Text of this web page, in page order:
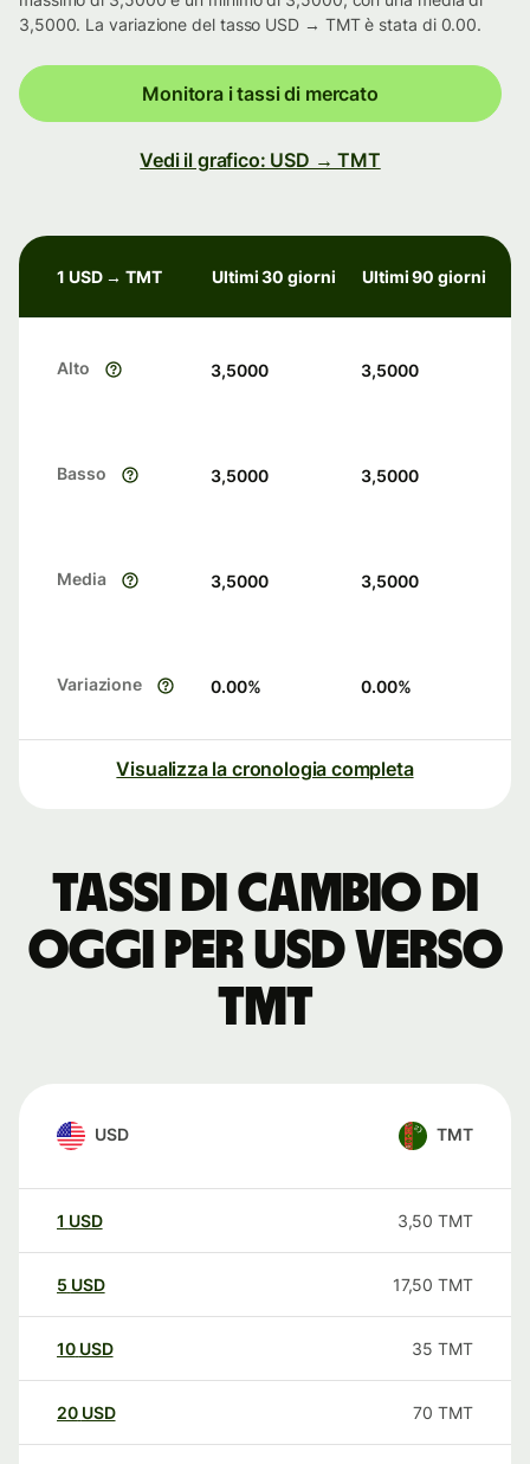
3,5000. La variazione del tasso USD → TMT è stata di 0.00.
Monitora i tassi di mercato
Vedi il grafico: USD → TMT
1 USD → TMT Ultimi 30 giorni Ultimi 90 giorni
Alto 3,5000 3,5000
Basso 3,5000 3,5000
Media 3,5000 3,5000
Variazione 0.00% 0.00%
Visualizza la cronologia completa
Tassi di cambio di
oggi per USD verso
TMT
USD TMT
1 USD 3,50 TMT
5 USD 17,50 TMT
10 USD 35 TMT
20 USD 70 TMT